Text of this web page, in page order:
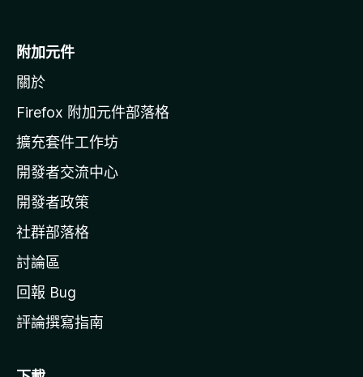
o
i
l
a
官
網
附加元件
關於
Firefox 附加元件部落格
擴充套件工作坊
開發者交流中心
開發者政策
社群部落格
討論區
回報 Bug
評論撰寫指南